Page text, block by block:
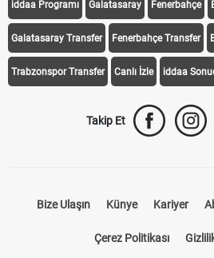
iddaa Programı Galatasaray Fenerbahçe
Galatasaray Transfer Fenerbahçe Transfer
Trabzonspor Transfer Canlı İzle iddaa
Takip Et
Bize Ulaşın Künye Kariyer
Çerez Politikası